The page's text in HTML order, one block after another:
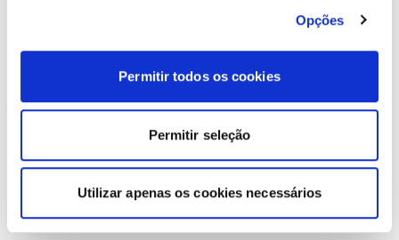
Opções
Permitir todos os cookies
Permitir seleção
Utilizar apenas os cookies necessários